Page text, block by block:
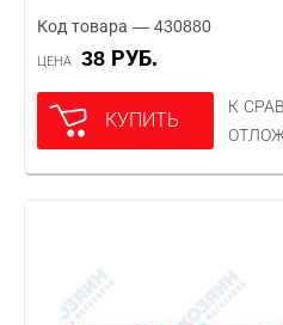
Код товара — 430880
ЦЕНА 38 РУБ.
КУПИТЬ
К